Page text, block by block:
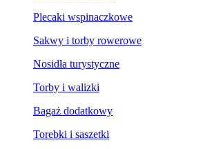
Plecaki wspinaczkowe
Sakwy i torby rowerowe
Nosidła turystyczne
Torby i walizki
Bagaż dodatkowy
Torebki i saszetki